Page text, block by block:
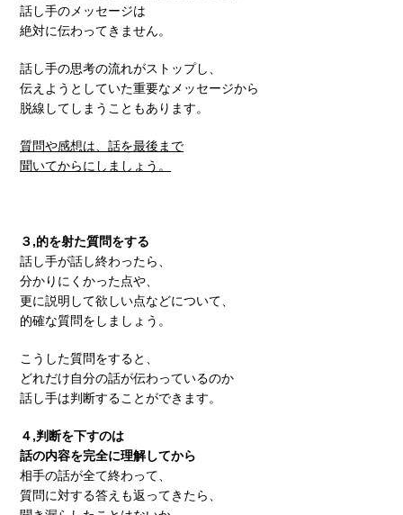
話し手のメッセージは
絶対に伝わってきません。
話し手の思考の流れがストップし、
伝えようとしていた重要なメッセージから
脱線してしまうこともあります。
質問や感想は、話を最後まで
聞いてからにしましょう。
３,的を射た質問をする
話し手が話し終わったら、
分かりにくかった点や、
更に説明して欲しい点などについて、
的確な質問をしましょう。
こうした質問をすると、
どれだけ自分の話が伝わっているのか
話し手は判断することができます。
４,判断を下すのは
話の内容を完全に理解してから
相手の話が全て終わって、
質問に対する答えも返ってきたら、